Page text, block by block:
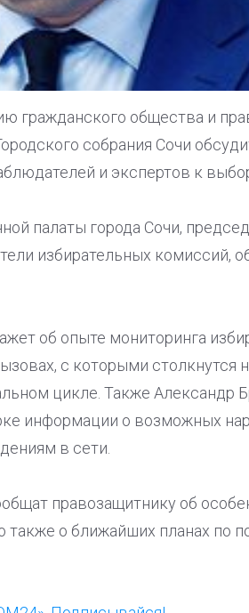
гражданского общества и
собрания Сочи
и экспертов к
палаты города Сочи,
избирательных комиссий,
об опыте мониторинга
с которыми столкнутся
цикле. Также Александр
информации о возможных
в сети.
правозащитнику об
о ближайших планах по